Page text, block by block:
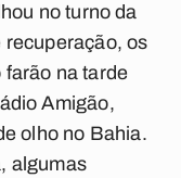
no turno da
recuperação, os
na tarde
Amigão,
olho no Bahia.
algumas